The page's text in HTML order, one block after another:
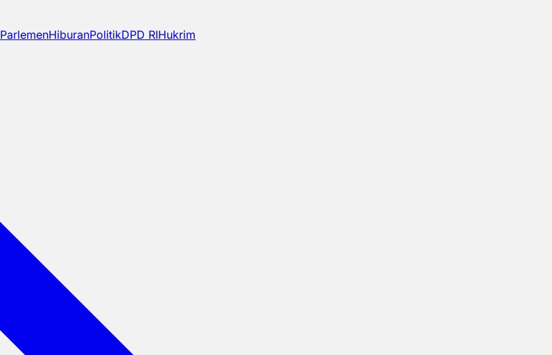
ParlemenHiburanPolitikDPD RIHukrim